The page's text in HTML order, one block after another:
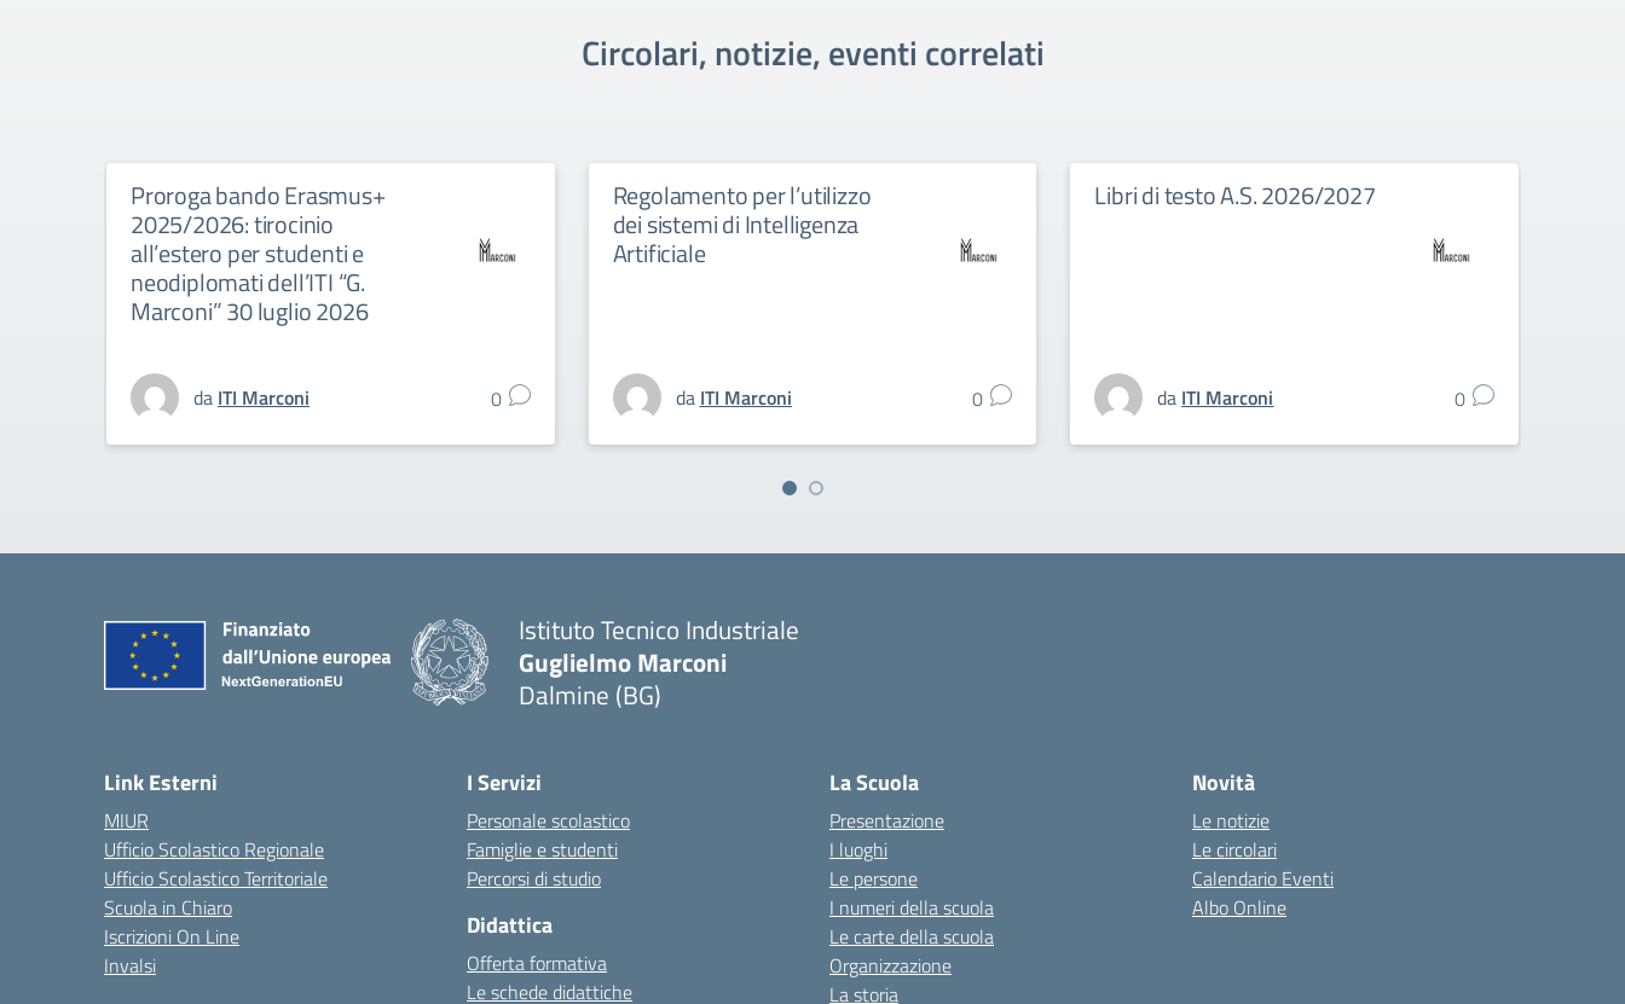
Circolari, notizie, eventi correlati
Proroga bando Erasmus+
2025/2026: tirocinio
all’estero per studenti e
neodiplomati dell’ITI “G.
Marconi” 30 luglio 2026
da ITI Marconi 0
Regolamento per l’utilizzo
dei sistemi di Intelligenza
Artificiale
da ITI Marconi 0
Libri di testo A.S. 2026/2027
da ITI Marconi 0
Istituto Tecnico Industriale
Guglielmo Marconi
Dalmine (BG)
Link Esterni
MIUR
Ufficio Scolastico Regionale
Ufficio Scolastico Territoriale
Scuola in Chiaro
Iscrizioni On Line
Invalsi
I Servizi
Personale scolastico
Famiglie e studenti
Percorsi di studio
Didattica
Offerta formativa
Le schede didattiche
La Scuola
Presentazione
I luoghi
Le persone
I numeri della scuola
Le carte della scuola
Organizzazione
La storia
Novità
Le notizie
Le circolari
Calendario Eventi
Albo Online